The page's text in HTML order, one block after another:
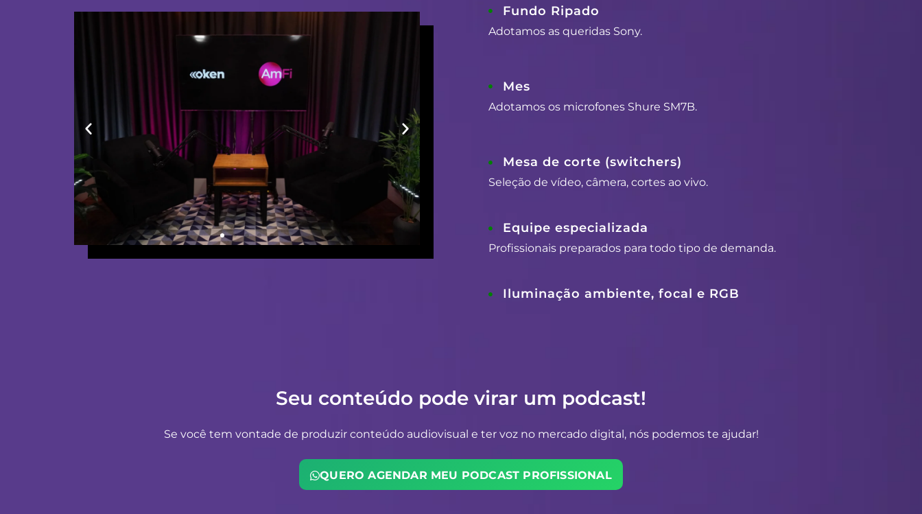
Fundo Ripado
Adotamos as queridas Sony.
Mes
Adotamos os microfones Shure SM7B.
Mesa de corte (switchers)
Seleção de vídeo, câmera, cortes ao vivo.
Equipe especializada
Profissionais preparados para todo tipo de demanda.
Iluminação ambiente, focal e RGB
Seu conteúdo pode virar um podcast!
Se você tem vontade de produzir conteúdo audiovisual e ter voz no mercado digital, nós podemos te ajudar!
QUERO AGENDAR MEU PODCAST PROFISSIONAL